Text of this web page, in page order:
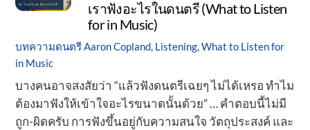
เราฟังอะไรในดนตรี (What to Listen
for in Music)
บทความดนตรีAaron Copland, Listening,What to Listen for
in Music
บางคนอาจสงสัยว่า “แล้วฟังดนตรีเฉยๆ ไม่ได้เหรอ ทำไม
ต้องมาฟังให้เข้าใจอะไรขนาดนั้นด้วย” … คำตอบนี้ไม่มี
ถูก-ผิดครับ การฟังขึ้นอยู่กับความสนใจ วัตถุประสงค์ และ